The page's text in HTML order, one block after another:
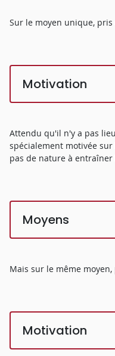
Sur le moyen unique,
Motivation
Attendu qu'il n'y a pas
spécialement motivée
pas de nature à entraîner
Moyens
Mais sur le même
Motivation